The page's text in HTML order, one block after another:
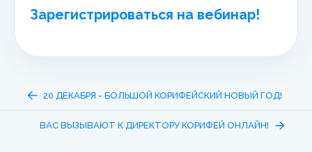
Зарегистрироваться на вебинар!
20 ДЕКАБРЯ - БОЛЬШОЙ КОРИФЕЙСКИЙ НОВЫЙ ГОД!
ВАС ВЫЗЫВАЮТ К ДИРЕКТОРУ КОРИФЕЙ ОНЛАЙН!